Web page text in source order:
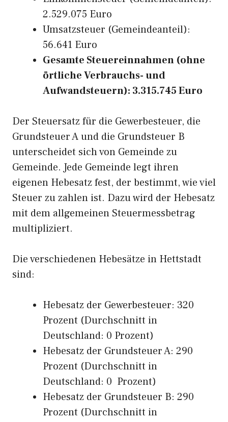
2.529.075 Euro
Umsatzsteuer (Gemeindeanteil):
56.641 Euro
Gesamte Steuereinnahmen (ohne
örtliche Verbrauchs- und
Aufwandsteuern): 3.315.745 Euro
Der Steuersatz für die Gewerbesteuer, die
Grundsteuer A und die Grundsteuer B
unterscheidet sich von Gemeinde zu
Gemeinde. Jede Gemeinde legt ihren
eigenen Hebesatz fest, der bestimmt, wie viel
Steuer zu zahlen ist. Dazu wird der Hebesatz
mit dem allgemeinen Steuermessbetrag
multipliziert.
Die verschiedenen Hebesätze in Hettstadt
sind:
Hebesatz der Gewerbesteuer: 320
Prozent (Durchschnitt in
Deutschland: 0 Prozent)
Hebesatz der Grundsteuer A: 290
Prozent (Durchschnitt in
Deutschland: 0 Prozent)
Hebesatz der Grundsteuer B: 290
Prozent (Durchschnitt in